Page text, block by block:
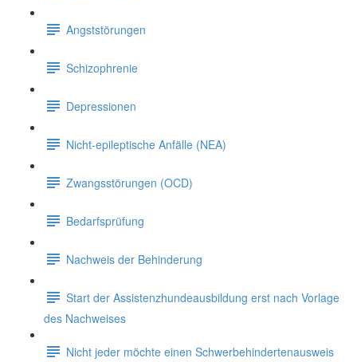
Angststörungen
Schizophrenie
Depressionen
Nicht-epileptische Anfälle (NEA)
Zwangsstörungen (OCD)
Bedarfsprüfung
Nachweis der Behinderung
Start der Assistenzhundeausbildung erst nach Vorlage
des Nachweises
Nicht jeder möchte einen Schwerbehindertenausweis